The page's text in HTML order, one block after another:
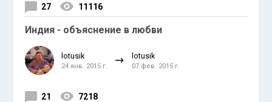
27 11116
Индия - объяснение в любви
lotusik
24 янв. 2015 г.
lotusik
07 фев. 2015 г.
21 7218